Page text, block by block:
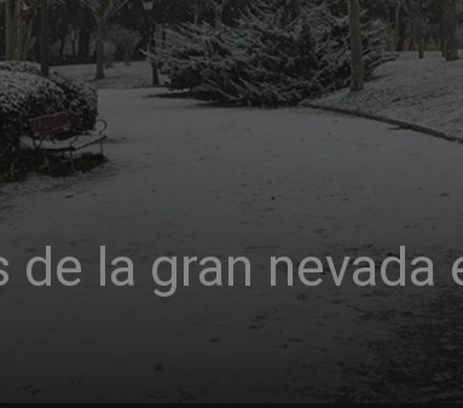
la gran nevada